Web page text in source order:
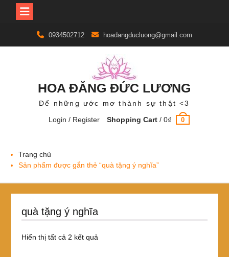
content
0934502712 hoadangducluong@gmail.com
HOA ĐĂNG ĐỨC LƯƠNG
Để những ước mơ thành sự thật <3
Login / Register
Shopping Cart /0₫ 0
Trang chủ
Sản phẩm được gắn thẻ “quà tặng ý nghĩa”
quà tặng ý nghĩa
Hiển thị tất cả 2 kết quảĐã